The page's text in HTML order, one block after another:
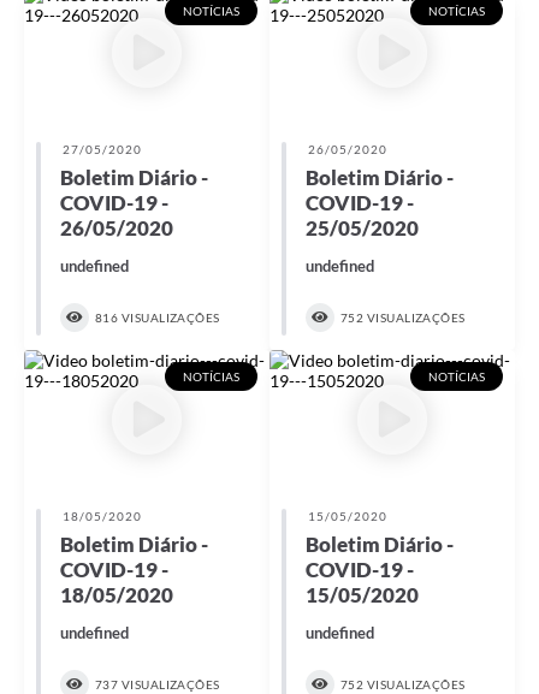
NOTÍCIAS
27/05/2020
Boletim Diário -
COVID-19 -
26/05/2020
undefined
816 VISUALIZAÇÕES
NOTÍCIAS
26/05/2020
Boletim Diário -
COVID-19 -
25/05/2020
undefined
752 VISUALIZAÇÕES
NOTÍCIAS
18/05/2020
Boletim Diário -
COVID-19 -
18/05/2020
undefined
737 VISUALIZAÇÕES
NOTÍCIAS
15/05/2020
Boletim Diário -
COVID-19 -
15/05/2020
undefined
752 VISUALIZAÇÕES